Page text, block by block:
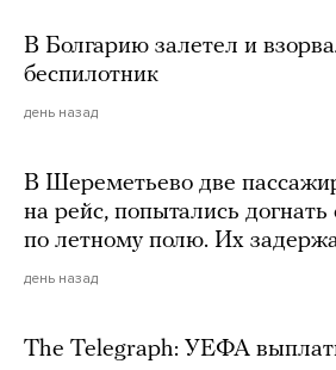
В Болгарию залетел и
беспилотник
день назад
В Шереметьево две
на рейс, попытались догнать
по летному полю. Их
день назад
The Telegraph: УЕФА